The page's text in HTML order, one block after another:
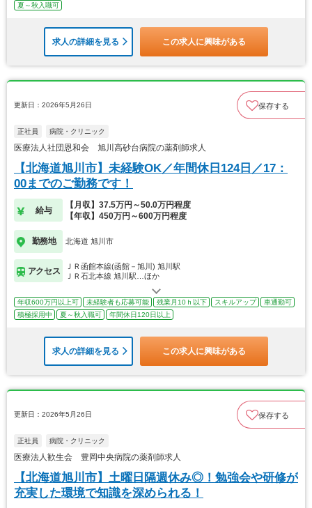
夏～秋入職可
求人の詳細を見る この求人に興味がある
更新日：2026年5月26日 保存する
正社員 病院・クリニック
医療法人社団恩和会 旭川高砂台病院の薬剤師求人
【北海道旭川市】未経験OK／年間休日124日／17：
00までのご勤務です！
給与
【月収】37.5万円～50.0万円程度
【年収】450万円～600万円程度
勤務地 北海道 旭川市
アクセス
ＪＲ函館本線(函館－旭川) 旭川駅
ＪＲ石北本線 旭川駅…ほか
年収600万円以上可 未経験者も応募可能 残業月10ｈ以下 スキルアップ
車通勤可
積極採用中
夏～秋入職可 年間休日120日以上
求人の詳細を見る この求人に興味がある
更新日：2026年5月26日 保存する
正社員 病院・クリニック
医療法人歓生会 豊岡中央病院の薬剤師求人
【北海道旭川市】土曜日隔週休み◎！勉強会や研修が
充実した環境で知識を深められる！